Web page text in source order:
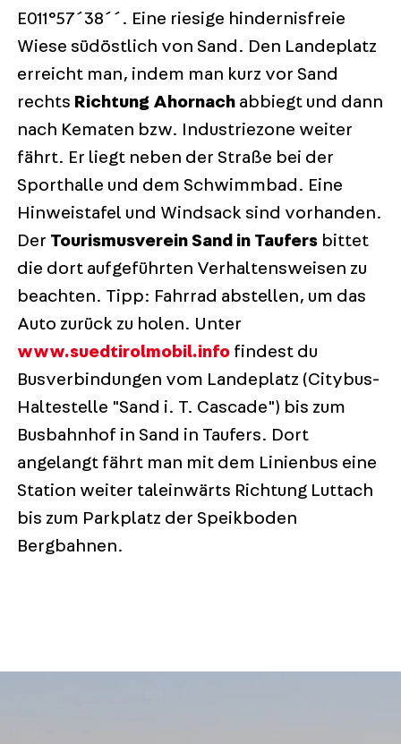
E011°57´38´´. Eine riesige hindernisfreie
Wiese südöstlich von Sand. Den Landeplatz
erreicht man, indem man kurz vor Sand
rechts Richtung Ahornach abbiegt und dann
nach Kematen bzw. Industriezone weiter
fährt. Er liegt neben der Straße bei der
Sporthalle und dem Schwimmbad. Eine
Hinweistafel und Windsack sind vorhanden.
Der Tourismusverein Sand in Taufers bittet
die dort aufgeführten Verhaltensweisen zu
beachten. Tipp: Fahrrad abstellen, um das
Auto zurück zu holen. Unter
www.suedtirolmobil.infofindest du
Busverbindungen vom Landeplatz (Citybus-
Haltestelle "Sand i. T. Cascade") bis zum
Busbahnhof in Sand in Taufers. Dort
angelangt fährt man mit dem Linienbus eine
Station weiter taleinwärts Richtung Luttach
bis zum Parkplatz der Speikboden
Bergbahnen.